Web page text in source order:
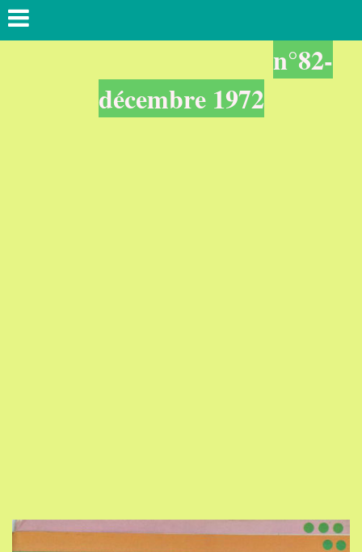
n°82-
décembre 1972